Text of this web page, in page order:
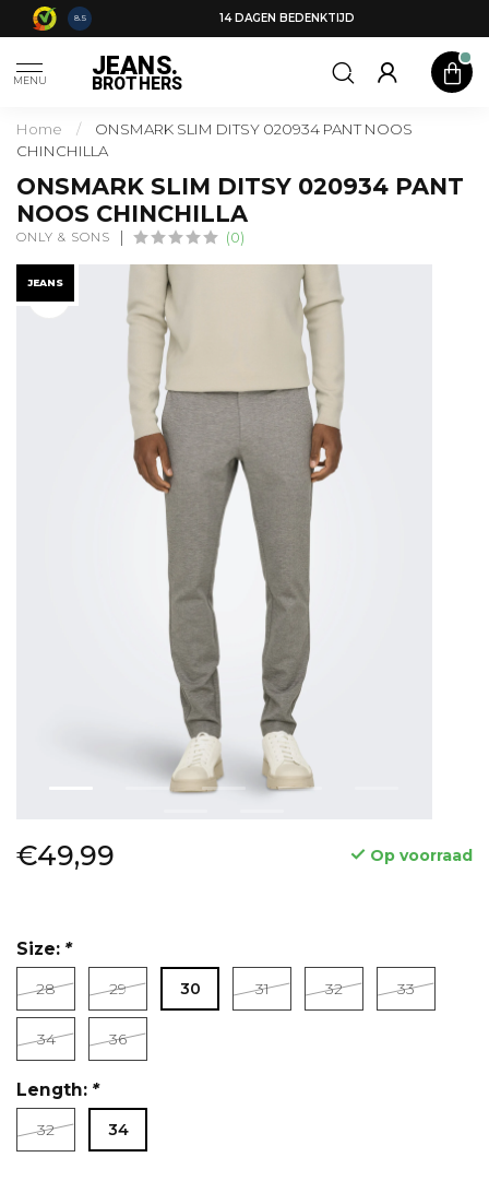
8.5 14 DAGEN BEDENKTIJD
MENU JEANS.
BROTHERS
Home /
ONSMARK SLIM DITSY 020934 PANT NOOS
CHINCHILLA
ONSMARK SLIM DITSY 020934 PANT
NOOS CHINCHILLA
ONLY & SONS (0)
JEANS
€49,99 Op voorraad
Lees meer
Size: *
28 29 30 31 32 33
34 36
Length: *
32 34